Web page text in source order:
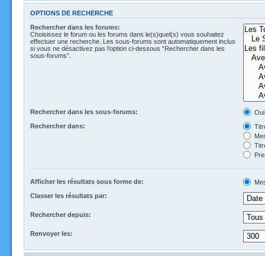
OPTIONS DE RECHERCHE
Rechercher dans les forums:
Choisissez le forum ou les forums dans le(s)quel(s) vous souhaitez
effectuer une recherche. Les sous-forums sont automatiquement inclus
si vous ne désactivez pas l’option ci-dessous “Rechercher dans les
sous-forums”.
Rechercher dans les sous-forums:
Oui
Rechercher dans:
Afficher les résultats sous forme de:
Classer les résultats par:
Rechercher depuis:
Renvoyer les: